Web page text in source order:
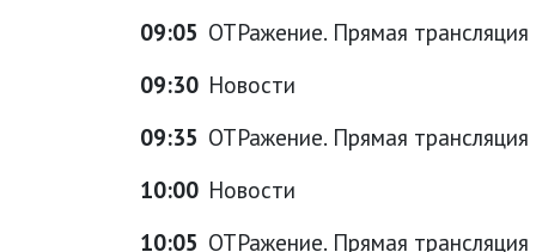
09:05 ОТРажение. Прямая трансляция
09:30 Новости
09:35 ОТРажение. Прямая трансляция
10:00 Новости
10:05 ОТРажение. Прямая трансляция